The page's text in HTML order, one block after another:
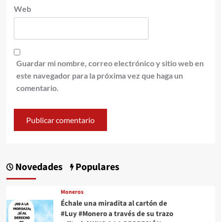
Web
Guardar mi nombre, correo electrónico y sitio web en
este navegador para la próxima vez que haga un
comentario.
Novedades Populares
Moneros
Échale una miradita al cartón de
#Luy #Monero a través de su trazo